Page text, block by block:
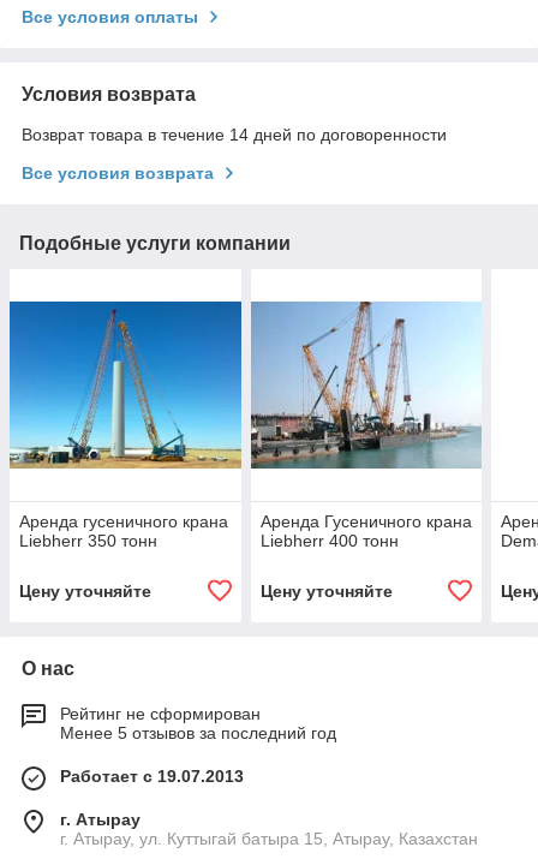
Все условия оплаты
Условия возврата
Возврат товара в течение 14 дней по договоренности
Все условия возврата
Подобные услуги компании
Аренда гусеничного крана
Liebherr 350 тонн
Цену уточняйте
Аренда Гусеничного крана
Liebherr 400 тонн
Цену уточняйте
О нас
Рейтинг не сформирован
Менее 5 отзывов за последний год
Работает с 19.07.2013
г. Атырау
г. Атырау, ул. Куттыгай батыра 15, Атырау, Казахстан